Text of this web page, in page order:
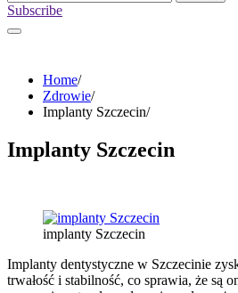
Subscribe
Home
Zdrowie
Implanty Szczecin
Implanty Szczecin
implanty Szczecin
Implanty dentystyczne w Szczecinie
trwałość i stabilność, co sprawia, że są